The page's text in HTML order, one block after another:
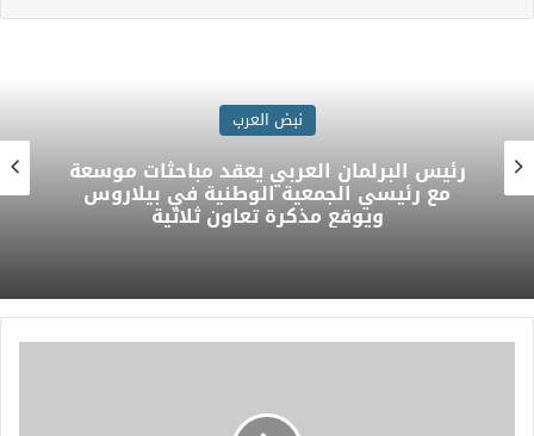
أخبار ومتابعات
الدكتورة راندا رزق تقدم واجب العزاء في
وفاة الأمير الوالد الشيخ حمد بن خليفة آل
ثاني بسفارة دولة قطر بالقاهرة